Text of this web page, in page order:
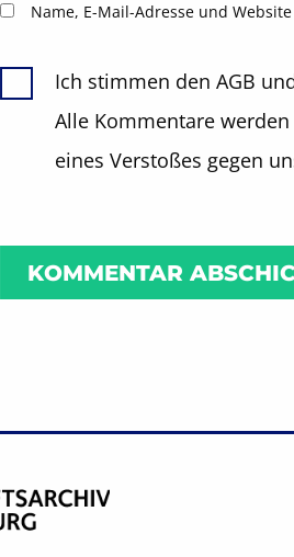
Name, E-Mail-Adresse und
Ich stimmen den AGB
Alle Kommentare
eines Verstoßes gegen